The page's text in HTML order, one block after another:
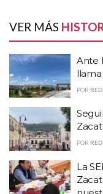
Ante lluvias
la población a
Seguirán los
anuncia el SMN
La SEP incluirá a
programa “La
“No cabe
un trabajo
y muy
VER MÁS
Ante
POR
POR
La